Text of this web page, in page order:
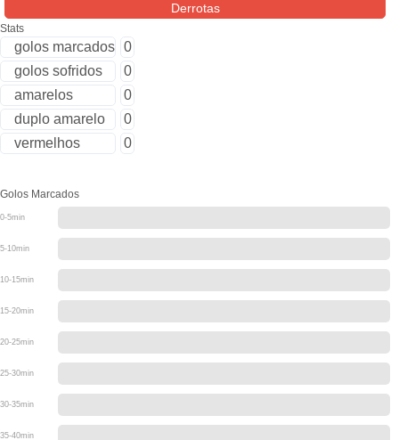
Derrotas
Stats
golos marcados 0
golos sofridos
0
amarelos
0
duplo amarelo
0
vermelhos
0
Golos Marcados
0-5min
5-10min
10-15min
15-20min
20-25min
25-30min
30-35min
35-40min